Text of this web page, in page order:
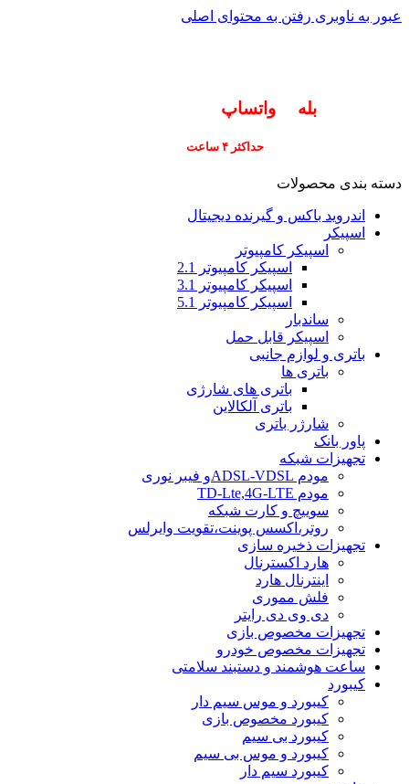
عبور به ناوبری رفتن به محتوای اصلی
بله واتساپ
حداکثر ۴ ساعت
دسته بندی محصولات
اندروید باکس و گیرنده دیجیتال
اسپیکر
اسپیکر کامپیوتر
اسپیکر کامپیوتر 2.1
اسپیکر کامپیوتر 3.1
اسپیکر کامپیوتر 5.1
ساندبار
اسپیکر قابل حمل
باتری و لوازم جانبی
باتری ها
باتری های شارژی
باتری آلکالاین
شارژر باتری
پاور بانک
تجهیزات شبکه
مودم ADSL-VDSLو فیبر نوری
مودم TD-Lte,4G-LTE
سوییچ و کارت شبکه
روتر،اکسس پوینت،تقویت وایرلس
تجهیزات ذخیره سازی
هارد اکسترنال
اینترنال هارد
فلش مموری
دی وی دی رایتر
تجهیزات مخصوص بازی
تجهیزات مخصوص خودرو
ساعت هوشمند و دستبند سلامتی
کیبورد
کیبورد و موس سیم دار
کیبورد مخصوص بازی
کیبورد بی سیم
کیبورد و موس بی سیم
کیبورد سیم دار